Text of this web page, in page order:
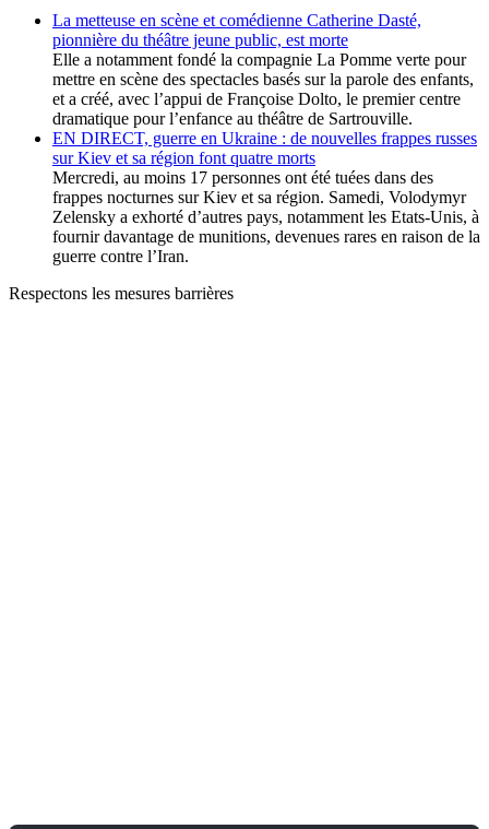
La metteuse en scène et comédienne Catherine Dasté,
pionnière du théâtre jeune public, est morte
Elle a notamment fondé la compagnie La Pomme verte pour
mettre en scène des spectacles basés sur la parole des enfants,
et a créé, avec l’appui de Françoise Dolto, le premier centre
dramatique pour l’enfance au théâtre de Sartrouville.
EN DIRECT, guerre en Ukraine : de nouvelles frappes russes
sur Kiev et sa région font quatre morts
Mercredi, au moins 17 personnes ont été tuées dans des
frappes nocturnes sur Kiev et sa région. Samedi, Volodymyr
Zelensky a exhorté d’autres pays, notamment les Etats-Unis, à
fournir davantage de munitions, devenues rares en raison de la
guerre contre l’Iran.
Respectons les mesures barrières